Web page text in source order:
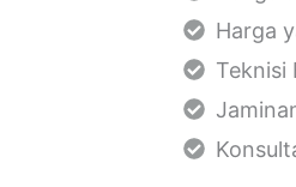
Harga
Teknisi